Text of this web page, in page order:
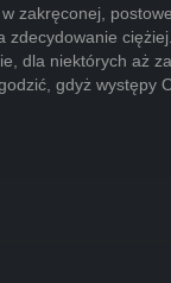
zakręconej,
zdecydowanie
dla niektórych aż
gdyż występy